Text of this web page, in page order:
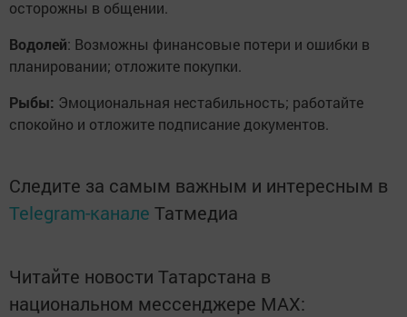
осторожны в общении.
Водолей: Возможны финансовые потери и ошибки в
планировании; отложите покупки.
Рыбы: Эмоциональная нестабильность; работайте
спокойно и отложите подписание документов.
Следите за самым важным и интересным в
Telegram-канале Татмедиа
Читайте новости Татарстана в
национальном мессенджере MАХ: